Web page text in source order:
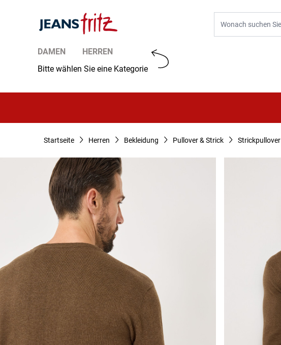
DAMEN
HERREN
Bitte wählen Sie eine Kategorie
Startseite Herren Bekleidung Pullover & Strick Strickpullover